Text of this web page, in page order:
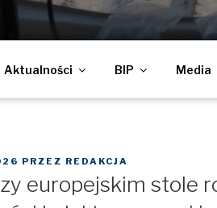
Aktualności BIP Media
PRZEZ REDAKCJA
europejskim stole